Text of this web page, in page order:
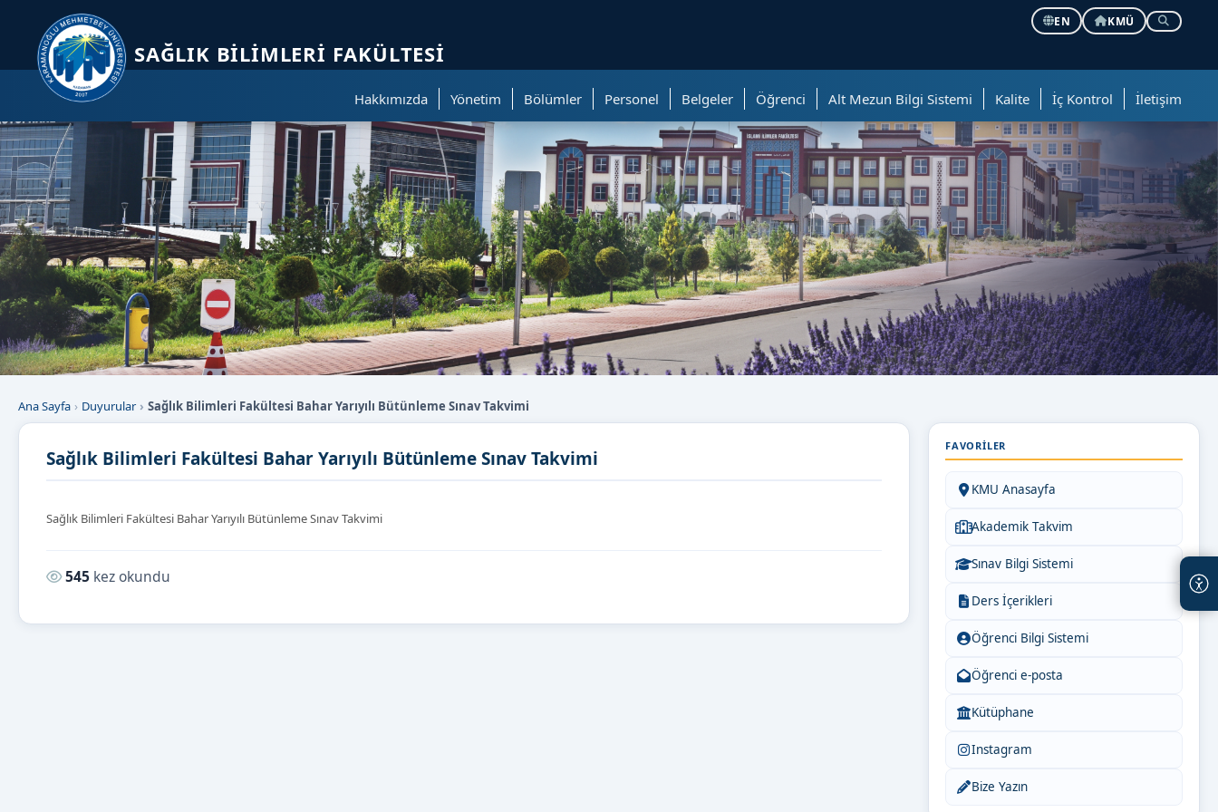
EN
KMÜ
SAĞLIK BILIMLERI FAKÜLTESI
Hakkımızda Yönetim Bölümler Personel Belgeler Öğrenci Alt Mezun Bilgi Sistemi Kalite İç Kontrol İletişim
Ana Sayfa Duyurular Sağlık Bilimleri Fakültesi Bahar Yarıyılı Bütünleme Sınav Takvimi
Sağlık Bilimleri Fakültesi Bahar Yarıyılı Bütünleme Sınav Takvimi
Sağlık Bilimleri Fakültesi Bahar Yarıyılı Bütünleme Sınav Takvimi
Okunma sayısı:
545 kez okundu
FAVORILER
KMU Anasayfa
Akademik Takvim
Sınav Bilgi Sistemi
Ders İçerikleri
Öğrenci Bilgi Sistemi
Öğrenci e-posta
Kütüphane
Instagram
Bize Yazın